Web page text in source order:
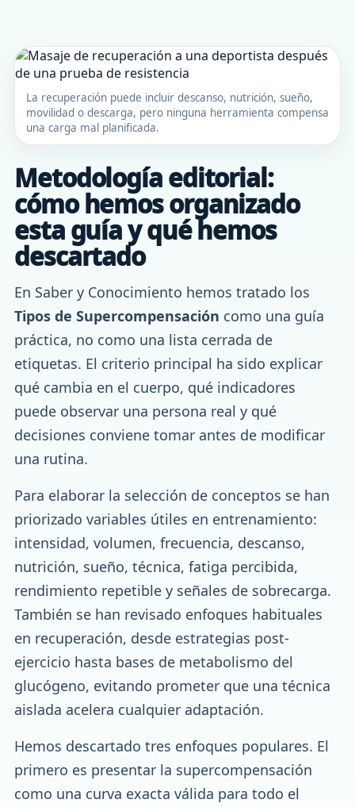
La recuperación puede incluir descanso, nutrición, sueño,
movilidad o descarga, pero ninguna herramienta compensa
una carga mal planificada.
Metodología editorial:
cómo hemos organizado
esta guía y qué hemos
descartado
En Saber y Conocimiento hemos tratado los
Tipos de Supercompensación como una guía
práctica, no como una lista cerrada de
etiquetas. El criterio principal ha sido explicar
qué cambia en el cuerpo, qué indicadores
puede observar una persona real y qué
decisiones conviene tomar antes de modificar
una rutina.
Para elaborar la selección de conceptos se han
priorizado variables útiles en entrenamiento:
intensidad, volumen, frecuencia, descanso,
nutrición, sueño, técnica, fatiga percibida,
rendimiento repetible y señales de sobrecarga.
También se han revisado enfoques habituales
en recuperación, desde estrategias post-
ejercicio hasta bases de metabolismo del
glucógeno, evitando prometer que una técnica
aislada acelera cualquier adaptación.
Hemos descartado tres enfoques populares. El
primero es presentar la supercompensación
como una curva exacta válida para todo el